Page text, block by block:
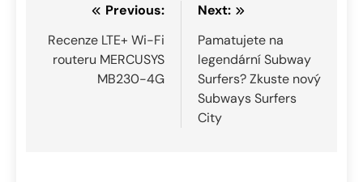
Navigace
pro
příspěvek
Previous:
Recenze LTE+ Wi-Fi
routeru MERCUSYS
MB230-4G
Next:
Pamatujete na
legendární Subway
Surfers? Zkuste nový
Subways Surfers
City